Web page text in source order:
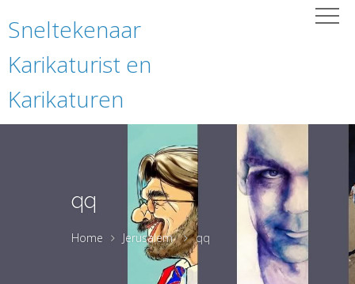
Sneltekenaar
Karikaturist en
Karikaturen
qq
Home Jerusalem qq